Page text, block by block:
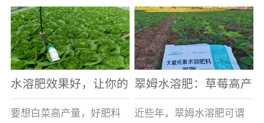
南走访时，发现当地许多
蔬菜产区，老棚数量占多
数，连年的重茬、土壤板
结等原因，导致土壤差，
作物根系...
，也是山东窦大哥开心的
时刻，从一大早接到收购
商的电话，就开始在草莓
大棚里忙碌。为什么窦大
哥家的草...
水溶肥效果好，让你的
白菜增产不是问题
要想白菜高产量，好肥料
翠姆水溶肥：草莓高产
的好帮手
近些年，翠姆水溶肥可谓